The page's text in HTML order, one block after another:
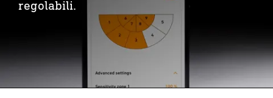
regolabili.